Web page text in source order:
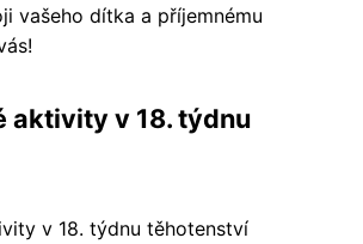
vašeho dítka a příjemnému
aktivity v 18. týdnu
v 18. týdnu těhotenství